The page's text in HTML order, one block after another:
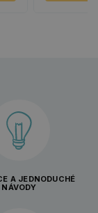
A JEDNODUCHÉ
NÁVODY